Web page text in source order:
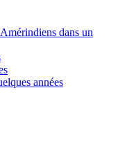
dans un
années